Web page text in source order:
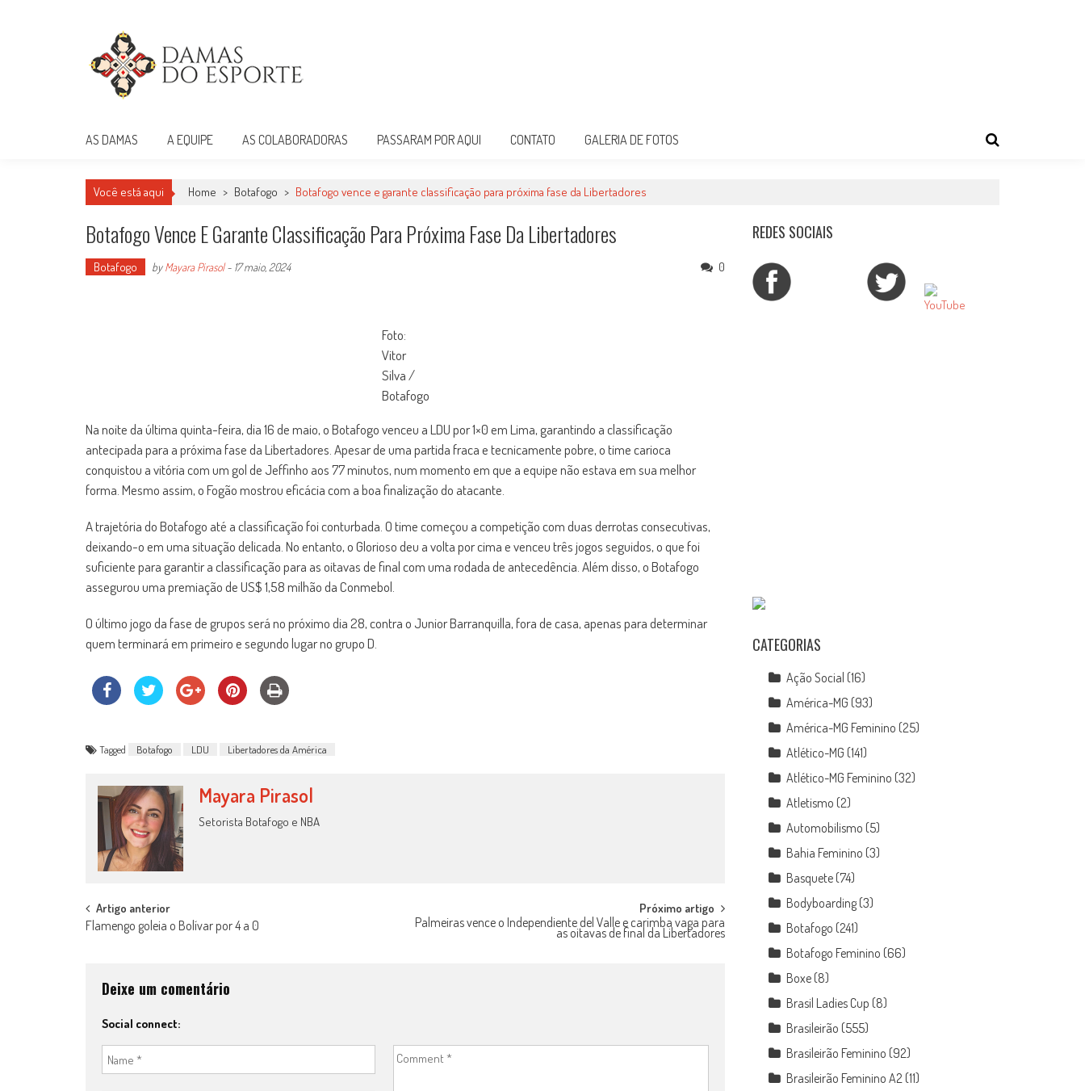
AS DAMAS A EQUIPE AS COLABORADORAS PASSARAM POR AQUI CONTATO GALERIA DE FOTOS
Você está aqui Home > Botafogo > Botafogo vence e garante classificação para próxima fase da Libertadores
Botafogo Vence E Garante Classificação Para Próxima Fase Da Libertadores
Botafogo byMayara Pirasol- 17 maio, 2024 0
Foto:
Vitor
Silva /
Botafogo
Na noite da última quinta-feira, dia 16 de maio, o Botafogo venceu a LDU por 1×0 em Lima, garantindo a classificação
antecipada para a próxima fase da Libertadores. Apesar de uma partida fraca e tecnicamente pobre, o time carioca
conquistou a vitória com um gol de Jeffinho aos 77 minutos, num momento em que a equipe não estava em sua melhor
forma. Mesmo assim, o Fogão mostrou eficácia com a boa finalização do atacante.
A trajetória do Botafogo até a classificação foi conturbada. O time começou a competição com duas derrotas consecutivas,
deixando-o em uma situação delicada. No entanto, o Glorioso deu a volta por cima e venceu três jogos seguidos, o que foi
suficiente para garantir a classificação para as oitavas de final com uma rodada de antecedência. Além disso, o Botafogo
assegurou uma premiação de US$ 1,58 milhão da Conmebol.
O último jogo da fase de grupos será no próximo dia 28, contra o Junior Barranquilla, fora de casa, apenas para determinar
quem terminará em primeiro e segundo lugar no grupo D.
Tagged Botafogo LDU Libertadores da América
Mayara Pirasol
Setorista Botafogo e NBA
Post
navigation
Artigo anterior
Flamengo goleia o Bolívar por 4 a 0
Próximo artigo
Palmeiras vence o Independiente del Valle e carimba vaga para
as oitavas de final da Libertadores
Deixe um comentário
Social connect:
REDES SOCIAIS
CATEGORIAS
Ação Social (16)
América-MG (93)
América-MG Feminino (25)
Atlético-MG (141)
Atlético-MG Feminino (32)
Atletismo (2)
Automobilismo (5)
Bahia Feminino (3)
Basquete (74)
Bodyboarding (3)
Botafogo (241)
Botafogo Feminino (66)
Boxe (8)
Brasil Ladies Cup (8)
Brasileirão (555)
Brasileirão Feminino (92)
Brasileirão Feminino A2 (11)